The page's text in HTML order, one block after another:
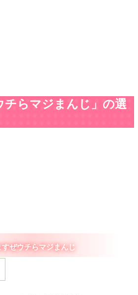
チらマジまんじ」の選
すぜウチらマジまんじ